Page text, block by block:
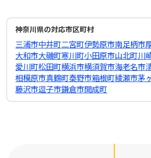
神奈川県の対応市区町村
三浦市中井町二宮町伊勢原市南足柄市
大和市大磯町寒川町小田原市山北町川
愛川町松田町横浜市横須賀市海老名市
相模原市真鶴町秦野市箱根町綾瀬市茅
藤沢市逗子市鎌倉市開成町